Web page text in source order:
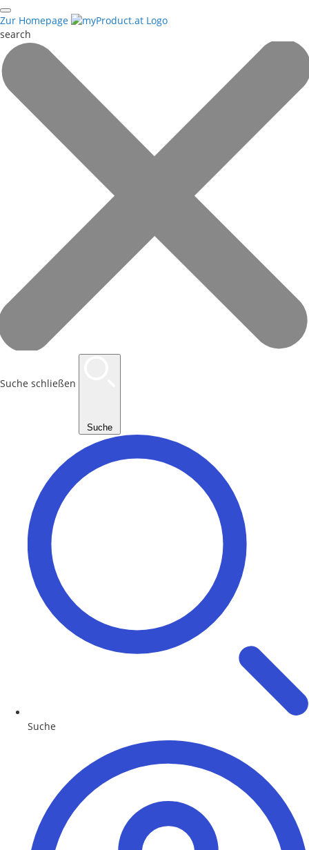
Zur Homepage
search
Suche schließen
Suche
Suche